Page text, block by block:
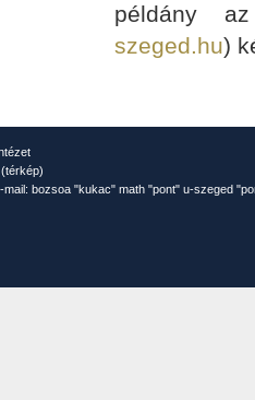
példány
szeged.hu)
térkép)
bozsoa "kukac" math "pont" u-szeged